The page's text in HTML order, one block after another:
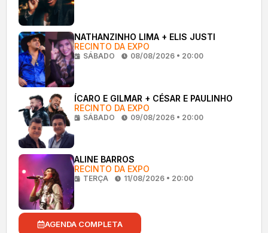
NATHANZINHO LIMA + ELIS JUSTI
RECINTO DA EXPO
SÁBADO 08/08/2026 • 20:00
ÍCARO E GILMAR + CÉSAR E PAULINHO
RECINTO DA EXPO
SÁBADO 09/08/2026 • 20:00
ALINE BARROS
RECINTO DA EXPO
TERÇA 11/08/2026 • 20:00
AGENDA COMPLETA